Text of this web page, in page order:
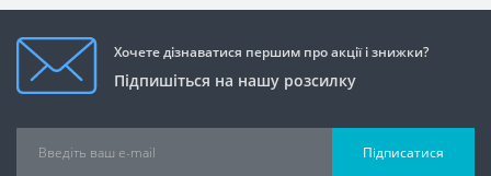
Хочете дізнаватися першим про акції і знижки?
Підпишіться на нашу розсилку
Підписатися